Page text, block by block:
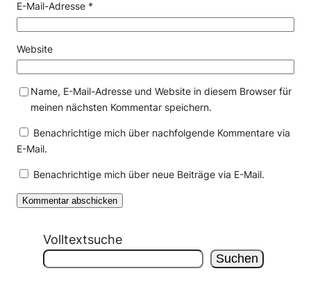
E-Mail-Adresse *
Website
Name, E-Mail-Adresse und Website in diesem Browser für
meinen nächsten Kommentar speichern.
Benachrichtige mich über nachfolgende Kommentare via
E-Mail.
Benachrichtige mich über neue Beiträge via E-Mail.
Volltextsuche
Suchen